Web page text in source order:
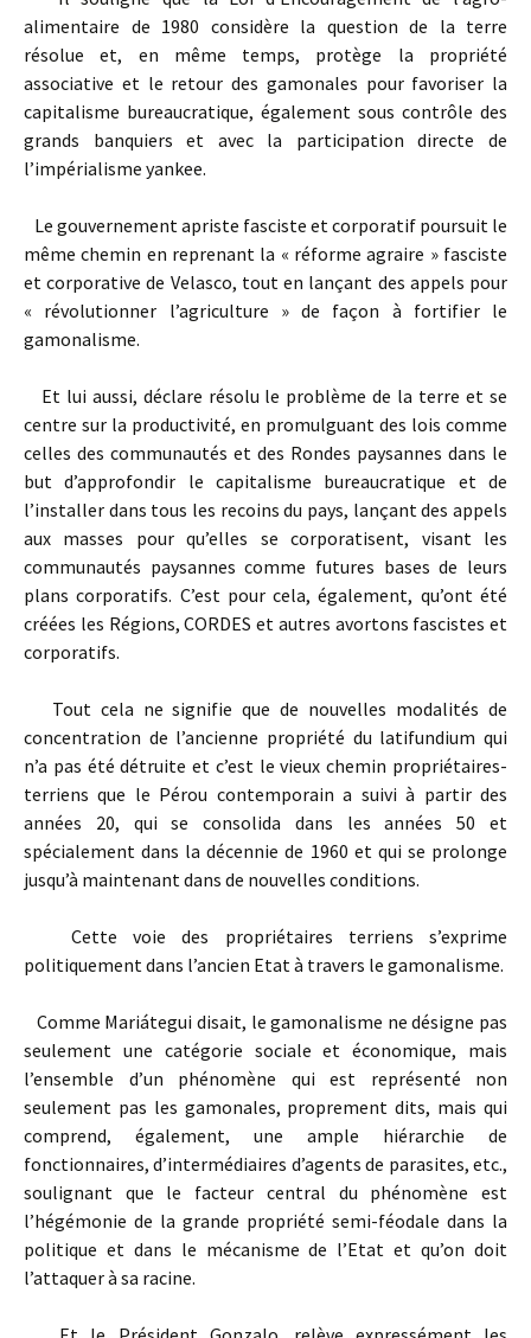
alimentaire de 1980 considère la question de la terre
résolue et, en même temps, protège la propriété
associative et le retour des gamonales pour favoriser la
capitalisme bureaucratique, également sous contrôle des
grands banquiers et avec la participation directe de
l’impérialisme yankee.
Le gouvernement apriste fasciste et corporatif poursuit le
même chemin en reprenant la « réforme agraire » fasciste
et corporative de Velasco, tout en lançant des appels pour
« révolutionner l’agriculture » de façon à fortifier le
gamonalisme.
Et lui aussi, déclare résolu le problème de la terre et se
centre sur la productivité, en promulguant des lois comme
celles des communautés et des Rondes paysannes dans le
but d’approfondir le capitalisme bureaucratique et de
l’installer dans tous les recoins du pays, lançant des appels
aux masses pour qu’elles se corporatisent, visant les
communautés paysannes comme futures bases de leurs
plans corporatifs. C’est pour cela, également, qu’ont été
créées les Régions, CORDES et autres avortons fascistes et
corporatifs.
Tout cela ne signifie que de nouvelles modalités de
concentration de l’ancienne propriété du latifundium qui
n’a pas été détruite et c’est le vieux chemin propriétaires-
terriens que le Pérou contemporain a suivi à partir des
années 20, qui se consolida dans les années 50 et
spécialement dans la décennie de 1960 et qui se prolonge
jusqu’à maintenant dans de nouvelles conditions.
Cette voie des propriétaires terriens s’exprime
politiquement dans l’ancien Etat à travers le gamonalisme.
Comme Mariátegui disait, le gamonalisme ne désigne pas
seulement une catégorie sociale et économique, mais
l’ensemble d’un phénomène qui est représenté non
seulement pas les gamonales, proprement dits, mais qui
comprend, également, une ample hiérarchie de
fonctionnaires, d’intermédiaires d’agents de parasites, etc.,
soulignant que le facteur central du phénomène est
l’hégémonie de la grande propriété semi-féodale dans la
politique et dans le mécanisme de l’Etat et qu’on doit
l’attaquer à sa racine.